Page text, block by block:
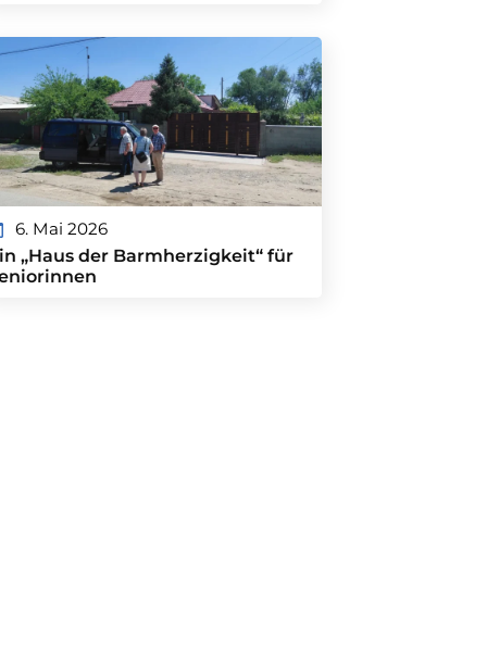
6. Mai 2026
„Haus der Barmherzigkeit“ für